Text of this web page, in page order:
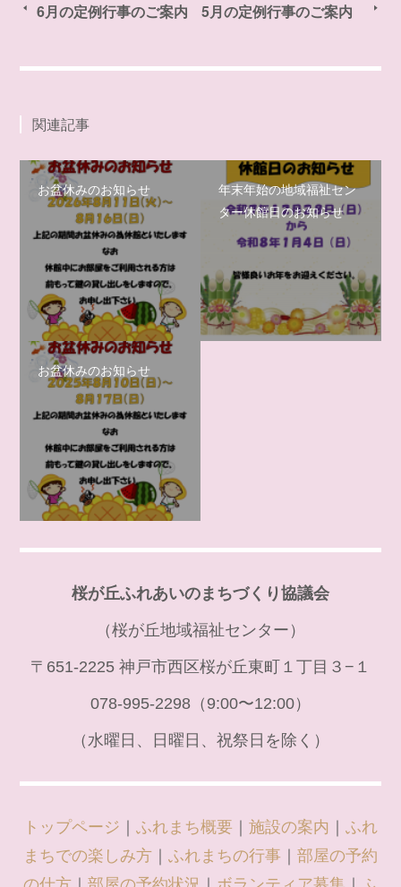
6月の定例行事のご案内 5月の定例行事のご案内
関連記事
お盆休みのお知らせ
年末年始の地域福祉セン
ター休館日のお知らせ
お盆休みのお知らせ
桜が丘ふれあいのまちづくり協議会
（桜が丘地域福祉センター）
〒651-2225 神戸市西区桜が丘東町１丁目３−１
078-995-2298（9:00〜12:00）
（水曜日、日曜日、祝祭日を除く）
トップページ ふれまち概要 施設の案内
ふれ
まちでの楽しみ方
ふれまちの行事
部屋の予約